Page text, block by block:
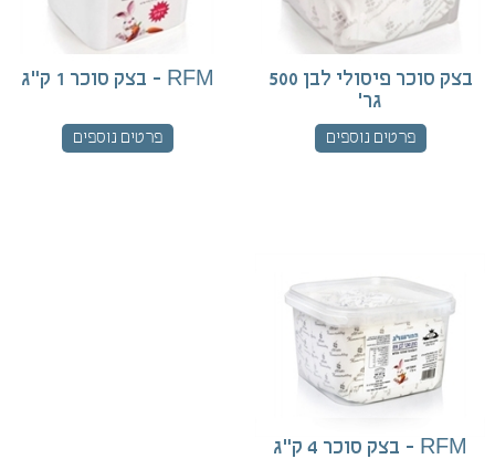
בצק סוכר פיסולי לבן 500
גר'
פרטים נוספים
RFM - בצק סוכר 1 ק"ג
פרטים נוספים
RFM - בצק סוכר 4 ק"ג